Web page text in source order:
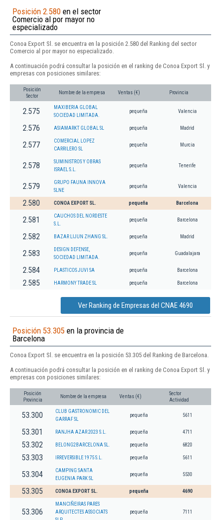
Posición 2.580 en el sector
Comercio al por mayor no
especializado
Conoa Export Sl. se encuentra en la posición 2.580 del Ranking del sector
Comercio al por mayor no especializado.
A continuación podrá consultar la posición en el ranking de Conoa Export Sl. y
empresas con posiciones similares:
Posición
Sector
Nombre de la empresa Ventas (€) Provincia
2.575
MAXIBERIA GLOBAL
SOCIEDAD LIMITADA.
pequeña Valencia
2.576 ASIAMARKT GLOBAL SL pequeña Madrid
2.577
COMERCIAL LOPEZ
CARRILERO SL
pequeña Murcia
2.578
SUMINISTROS Y OBRAS
ISRAEL S.L.
pequeña Tenerife
2.579
GRUPO FAUNA INNOVA
SLNE
pequeña Valencia
2.580 CONOA EXPORT SL. pequeña Barcelona
2.581
CAUCHOS DEL NORDESTE
S.L.
pequeña Barcelona
2.582 BAZAR LIJUN ZHANG SL. pequeña Madrid
2.583
DESIGN DEFENSE,
SOCIEDAD LIMITADA.
pequeña Guadalajara
2.584 PLASTICOS JUVI SA pequeña Barcelona
2.585 HARMONY TRADE SL pequeña Barcelona
Ver Ranking de Empresas del CNAE 4690
Posición 53.305 en la provincia de
Barcelona
Conoa Export Sl. se encuentra en la posición 53.305 del Ranking de Barcelona.
A continuación podrá consultar la posición en el ranking de Conoa Export Sl. y
empresas con posiciones similares:
Posición
Provincia
Nombre de la empresa Ventas (€)
Sector
Actividad
53.300
CLUB GASTRONOMIC DEL
GARRAF SL
pequeña 5611
53.301 RANJHA AZAR 2023 S.L. pequeña 4711
53.302 BELONG2BARCELONA SL. pequeña 6820
53.303 IRREVERSIBLE 1975 S.L. pequeña 5611
53.304
CAMPING SANTA
EUGENIA PARK SL
pequeña 5530
53.305 CONOA EXPORT SL. pequeña 4690
53.306
MANCIÑEIRAS PARES
ARQUITECTES ASSOCIATS
pequeña 7111